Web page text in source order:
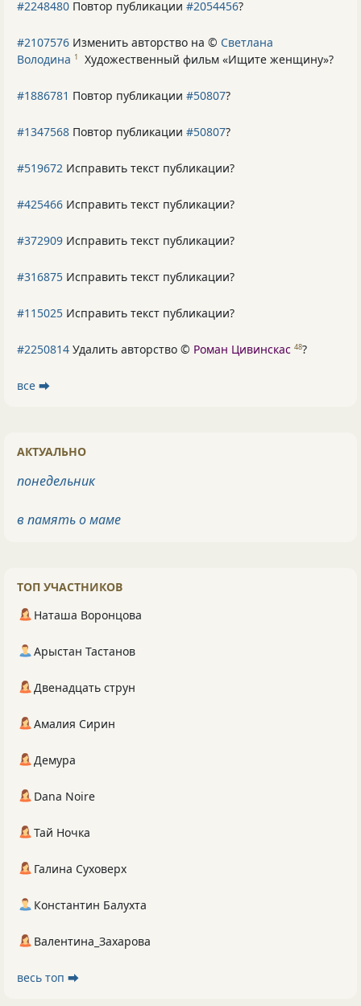
#2248480 Повтор публикации #2054456?
#2107576 Изменить авторство на © Светлана
Володина 1 Художественный фильм «Ищите женщину»?
#1886781 Повтор публикации #50807?
#1347568 Повтор публикации #50807?
#519672 Исправить текст публикации?
#425466 Исправить текст публикации?
#372909 Исправить текст публикации?
#316875 Исправить текст публикации?
#115025 Исправить текст публикации?
#2250814 Удалить авторство © Роман Цивинскас 48?
все ⮕
АКТУАЛЬНО
понедельник
в память о маме
ТОП УЧАСТНИКОВ
Наташа Воронцова
Арыстан Тастанов
Двенадцать струн
Амалия Сирин
Демура
Dana Noire
Тай Ночка
Галина Суховерх
Константин Балухта
Валентина_Захарова
весь топ ⮕